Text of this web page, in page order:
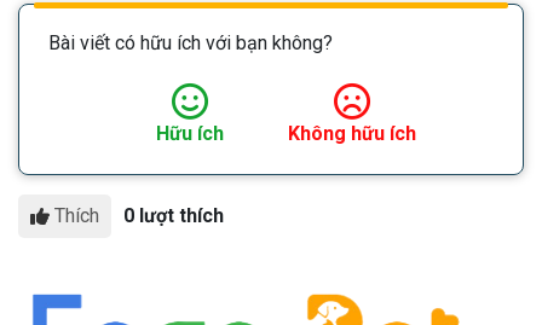
Bài viết có hữu ích với bạn không?
Hữu ích Không hữu ích
Thích 0 lượt thích